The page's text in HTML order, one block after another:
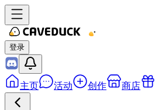
登录
主页 活动 创作 商店